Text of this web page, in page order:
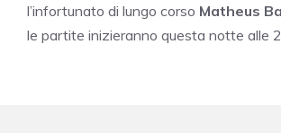
l’infortunato di lungo corso Matheus
le partite inizieranno questa notte alle